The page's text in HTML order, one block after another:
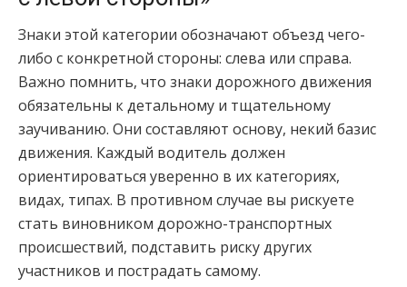
Знаки этой категории обозначают объезд чего-
либо с конкретной стороны: слева или справа.
Важно помнить, что знаки дорожного движения
обязательны к детальному и тщательному
заучиванию. Они составляют основу, некий базис
движения. Каждый водитель должен
ориентироваться уверенно в их категориях,
видах, типах. В противном случае вы рискуете
стать виновником дорожно-транспортных
происшествий, подставить риску других
участников и пострадать самому.